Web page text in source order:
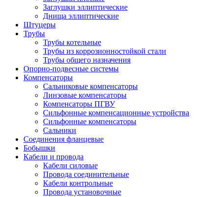
Заглушки эллиптические
Днища эллиптические
Штуцеры
Трубы
Трубы котельные
Трубы из коррозионностойкой стали
Трубы общего назначения
Опорно-подвесные системы
Компенсаторы
Сальниковые компенсаторы
Линзовые компенсаторы
Компенсаторы ПГВУ
Сильфонные компенсационные устройства
Сильфонные компенсаторы
Сальники
Соединения фланцевые
Бобышки
Кабели и провода
Кабели силовые
Провода соединительные
Кабели контрольные
Провода установочные